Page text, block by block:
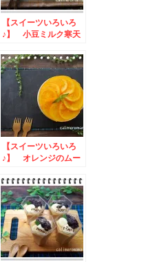
【スイーツいろいろ
♪】 小豆ミルク寒天
【スイーツいろいろ
♪】 オレンジのムー